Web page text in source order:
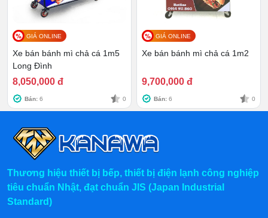
mất cơ hội kinh doanh kiếm lời nhanh chóng nhé!
GIÁ ONLINE
Xe bán bánh mì chả cá 1m5
Long Đình
8,050,000 đ
Bán: 6 0
GIÁ ONLINE
Xe bán bánh mì chả cá 1m2
9,700,000 đ
Bán: 6 0
Thương hiệu thiết bị bếp, thiết bị điện lạnh công nghiệp
tiêu chuẩn Nhật, đạt chuẩn JIS (Japan Industrial
Standard)